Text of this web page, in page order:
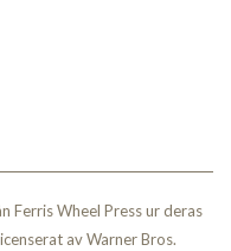
Ferris Wheel Press ur deras
av Warner Bros.